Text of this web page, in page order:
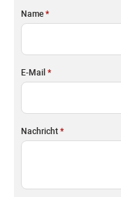
Name *
E-Mail *
Nachricht *